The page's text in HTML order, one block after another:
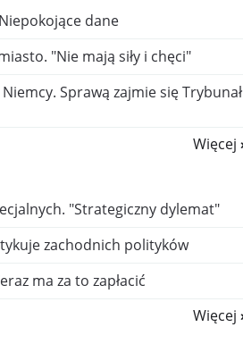
dane
"Nie mają siły i chęci"
Sprawą zajmie się Trybunał
Więcej
"Strategiczny dylemat"
zachodnich polityków
ma za to zapłacić
Więcej